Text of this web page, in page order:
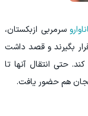
سرمربی ازبکستان،
بگیرند و قصد داشت
حتی انتقال آنها تا
هم حضور یافت.